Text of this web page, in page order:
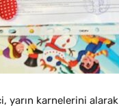
yarın karnelerini